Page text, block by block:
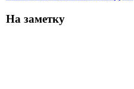
На заметку